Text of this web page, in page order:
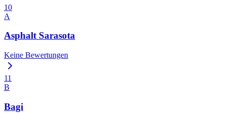
10
A
Asphalt Sarasota
Keine Bewertungen
11
B
Bagi